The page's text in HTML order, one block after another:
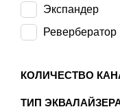
Экспандер
Ревербератор
Искажение/
Подавитель
КОЛИЧЕСТВО
ТИП